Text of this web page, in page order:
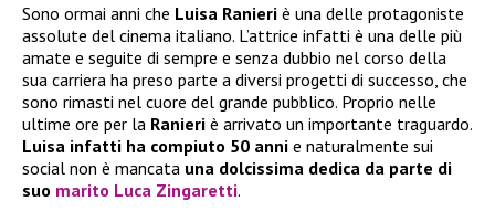
Sono ormai anni che Luisa Ranieri è una delle protagoniste
assolute del cinema italiano. L’attrice infatti è una delle più
amate e seguite di sempre e senza dubbio nel corso della
sua carriera ha preso parte a diversi progetti di successo, che
sono rimasti nel cuore del grande pubblico. Proprio nelle
ultime ore per la Ranieri è arrivato un importante traguardo.
Luisa infatti ha compiuto 50 anni e naturalmente sui
social non è mancata una dolcissima dedica da parte di
suo marito Luca Zingaretti.